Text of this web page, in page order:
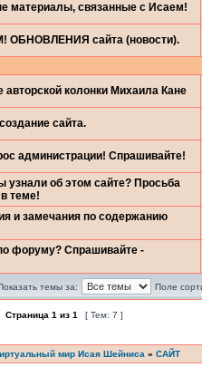
материалы, связанные с Исаем!
ОБНОВЛЕНИЯ сайта (новости).
колонки Михаила Кане
сайта.
администрации! Спрашивайте!
узнали об этом сайте? Просьба
теме!
и замечания по содержанию
форуму? Спрашивайте -
темы за: Поле
Страница 1 из 1 [ Тем: 7 ]
мир Исая Шейниса » САЙТ